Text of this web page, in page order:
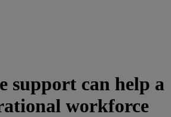
support can help a
workforce